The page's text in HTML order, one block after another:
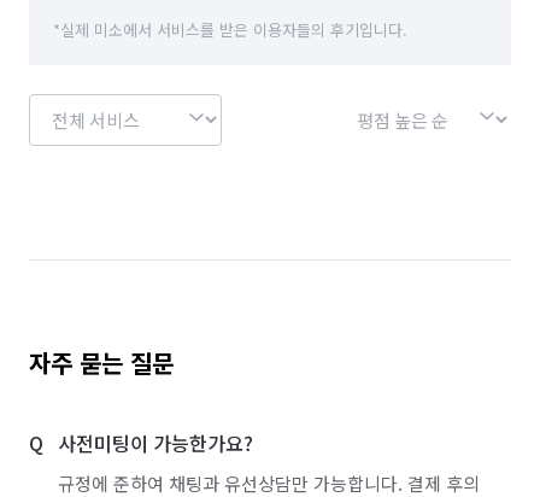
*실제 미소에서 서비스를 받은 이용자들의 후기입니다.
자주 묻는 질문
사전미팅이 가능한가요?
규정에 준하여 채팅과 유선상담만 가능합니다. 결제 후의